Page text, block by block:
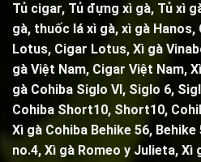
Tủ cigar, Tủ đựng xì gà, Tủ xì
gà, thuốc lá xì gà, xì gà Hanos,
Lotus, Cigar Lotus, Xì gà
gà Việt Nam, Cigar Việt Nam,
gà Cohiba Siglo VI , Siglo 6,
Cohiba Short10, Short10,
Xì gà Cohiba Behike 56, Behike
no.4, Xì gà Romeo y Julieta, Xì